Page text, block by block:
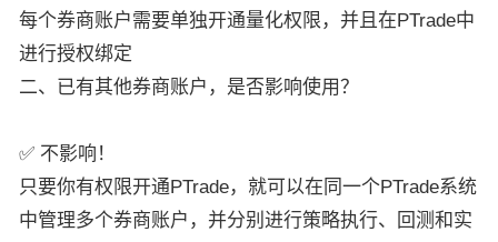
每个券商账户需要单独开通量化权限，并且在PTrade中
进行授权绑定
二、已有其他券商账户，是否影响使用？
✅ 不影响！
只要你有权限开通PTrade，就可以在同一个PTrade系统
中管理多个券商账户，并分别进行策略执行、回测和实